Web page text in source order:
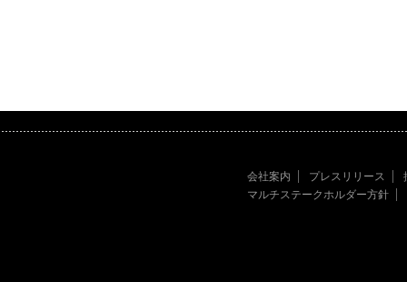
会社案内 プレスリリース
マルチステークホルダー方針